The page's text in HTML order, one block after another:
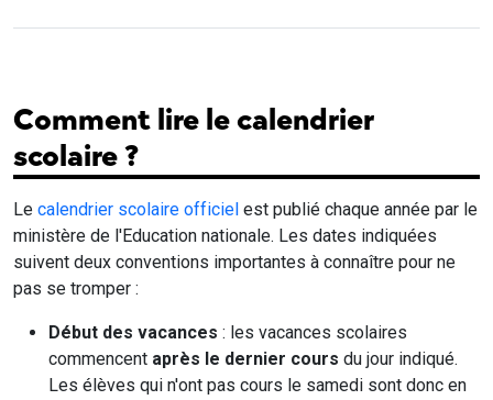
Comment lire le calendrier
scolaire ?
Le calendrier scolaire officiel est publié chaque année par le
ministère de l'Education nationale. Les dates indiquées
suivent deux conventions importantes à connaître pour ne
pas se tromper :
Début des vacances : les vacances scolaires
commencent après le dernier cours du jour indiqué.
Les élèves qui n'ont pas cours le samedi sont donc en